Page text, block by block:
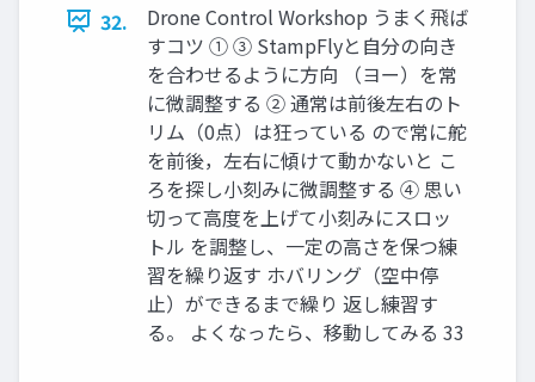
32.
Drone Control Workshop うまく⾶ば
すコツ ① ③ StampFlyと⾃分の向き
を合わせるように⽅向 （ヨー）を常
に微調整する ② 通常は前後左右のト
リム（0点）は狂っている ので常に舵
を前後，左右に傾けて動かないと こ
ろを探し⼩刻みに微調整する ④ 思い
切って⾼度を上げて⼩刻みにスロッ
トル を調整し、⼀定の⾼さを保つ練
習を繰り返す ホバリング（空中停
⽌）ができるまで繰り 返し練習す
る。 よくなったら、移動してみる 33